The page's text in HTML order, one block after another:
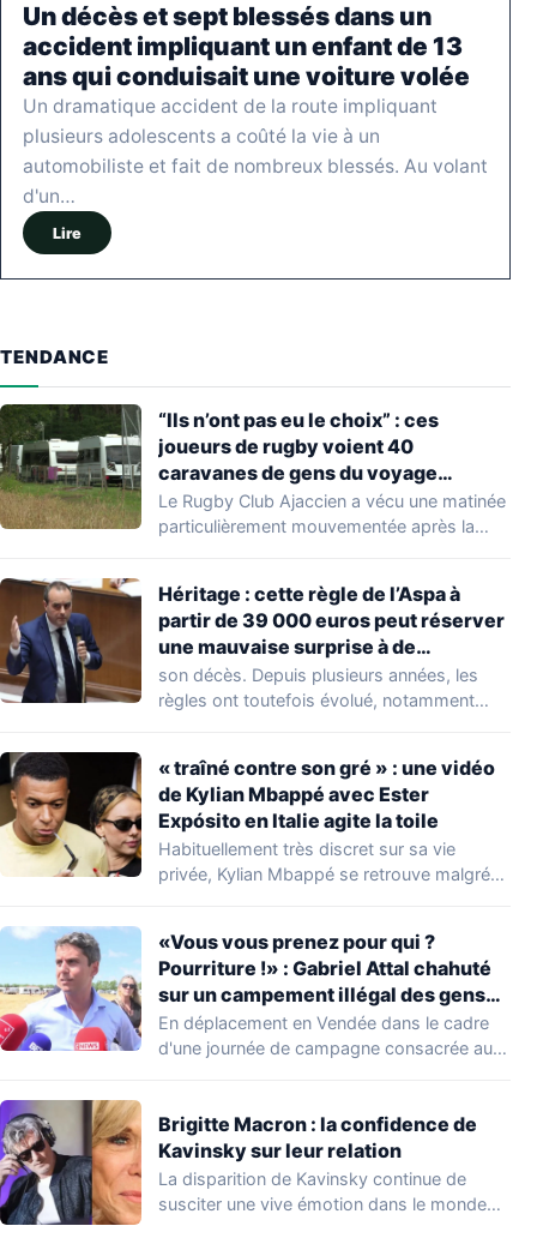
Un décès et sept blessés dans un
accident impliquant un enfant de 13
ans qui conduisait une voiture volée
Un dramatique accident de la route impliquant
plusieurs adolescents a coûté la vie à un
automobiliste et fait de nombreux blessés. Au volant
d'un…
Lire
TENDANCE
“Ils n’ont pas eu le choix” : ces
joueurs de rugby voient 40
caravanes de gens du voyage
s’installer dans leur stade, ils les
délogent en moins d’1 heure
Le Rugby Club Ajaccien a vécu une matinée
particulièrement mouvementée après la
Héritage : cette règle de l’Aspa à
partir de 39 000 euros peut réserver
une mauvaise surprise à de
nombreuses familles
son décès. Depuis plusieurs années, les
règles ont toutefois évolué, notamment
« traîné contre son gré » : une vidéo
de Kylian Mbappé avec Ester
Expósito en Italie agite la toile
Habituellement très discret sur sa vie
privée, Kylian Mbappé se retrouve malgré
«Vous vous prenez pour qui ?
Pourriture !» : Gabriel Attal chahuté
sur un campement illégal des gens
du voyage
En déplacement en Vendée dans le cadre
d'une journée de campagne consacrée aux
Brigitte Macron : la confidence de
Kavinsky sur leur relation
La disparition de Kavinsky continue de
susciter une vive émotion dans le monde